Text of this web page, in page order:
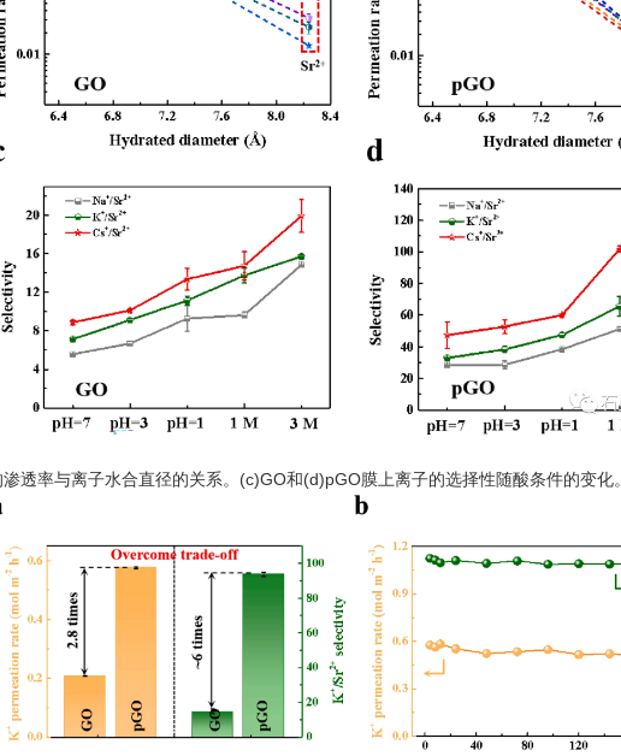
透率与离子水合直径的关系。(c)GO和(d)pGO膜上离子的选择性随酸条件的变化